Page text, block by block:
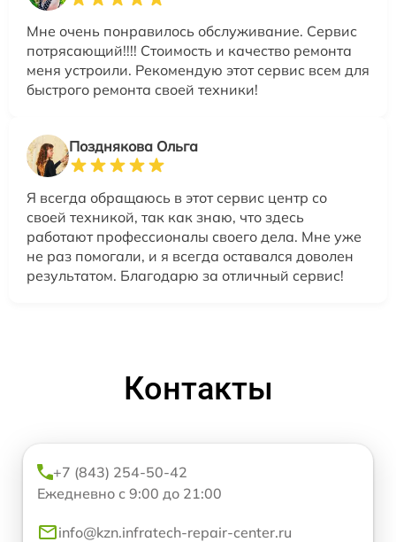
Мне очень понравилось обслуживание. Сервис
потрясающий!!!! Стоимость и качество ремонта
меня устроили. Рекомендую этот сервис всем для
быстрого ремонта своей техники!
Позднякова Ольга
Я всегда обращаюсь в этот сервис центр со
своей техникой, так как знаю, что здесь
работают профессионалы своего дела. Мне уже
не раз помогали, и я всегда оставался доволен
результатом. Благодарю за отличный сервис!
Контакты
+7 (843) 254-50-42
Ежедневно с 9:00 до 21:00
info@kzn.infratech-repair-center.ru